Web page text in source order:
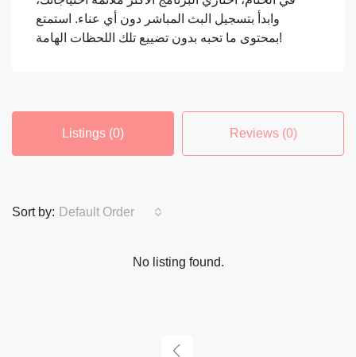
وابدأ بتسجيل البث المباشر دون أي عناء. استمتع
بمحتوى ما تحبه بدون تضييع تلك اللحظات الهامة!
Listings (0) Reviews (0)
Sort by: Default Order
No listing found.